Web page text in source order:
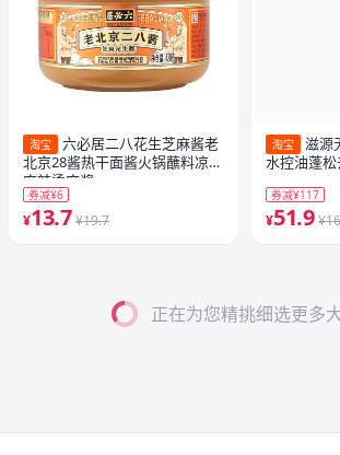
淘宝
六必居二八花生芝麻酱老
北京28酱热干面酱火锅蘸料凉皮
麻辣烫麻酱
券减¥6
¥13.7 ¥19.7
淘宝
滋源
水控油蓬
券减¥117
¥51.9
正在为您精挑细选更多